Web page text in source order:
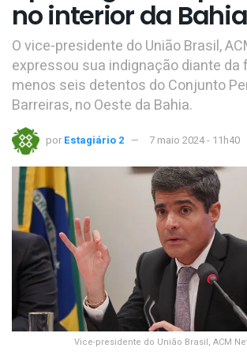
no interior da Bahia
O vice-presidente do União Brasil,
expressou sua indignação diante da
menos seis detentos do Conjunto
Barreiras, no Oeste da Bahia.
por Estagiário 2 7 maio 2024 - 11h40
Vice-presidente do União Brasil, ACM